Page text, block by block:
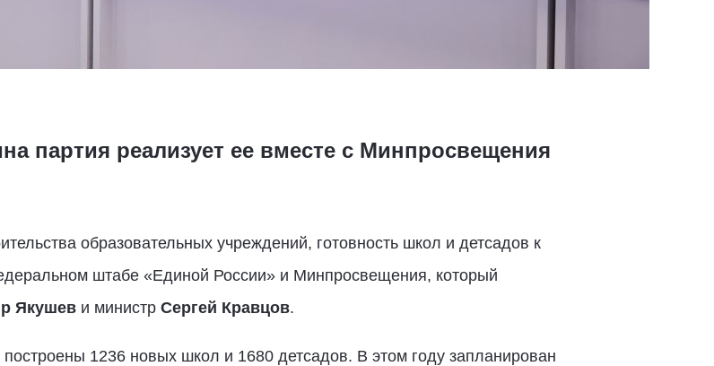
партия реализует ее вместе с Минпросвещения
образовательных учреждений, готовность школ и детсадов к
штабе «Единой России» и Минпросвещения, который
Якушеви министр Сергей Кравцов.
1236 новых школ и 1680 детсадов. В этом году запланирован